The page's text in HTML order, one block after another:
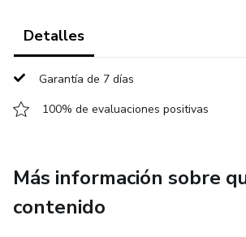
Detalles
Garantía de 7 días
100% de evaluaciones positivas
Más información sobre
contenido